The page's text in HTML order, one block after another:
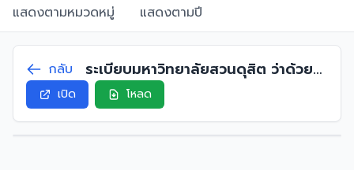
แสดงตามหมวดหมู่ แสดงตามปี
กลับ
ระเบียบมหาวิทยาลัยสวนดุสิต ว่าด้วย
อัตราเงินเดือนของผู้ดำรงตำแหน่ง
บริหาร พ.ศ. 2563
เปิด โหลด